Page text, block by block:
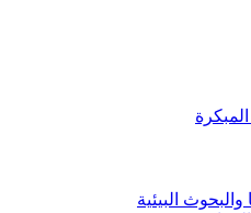
البيئية